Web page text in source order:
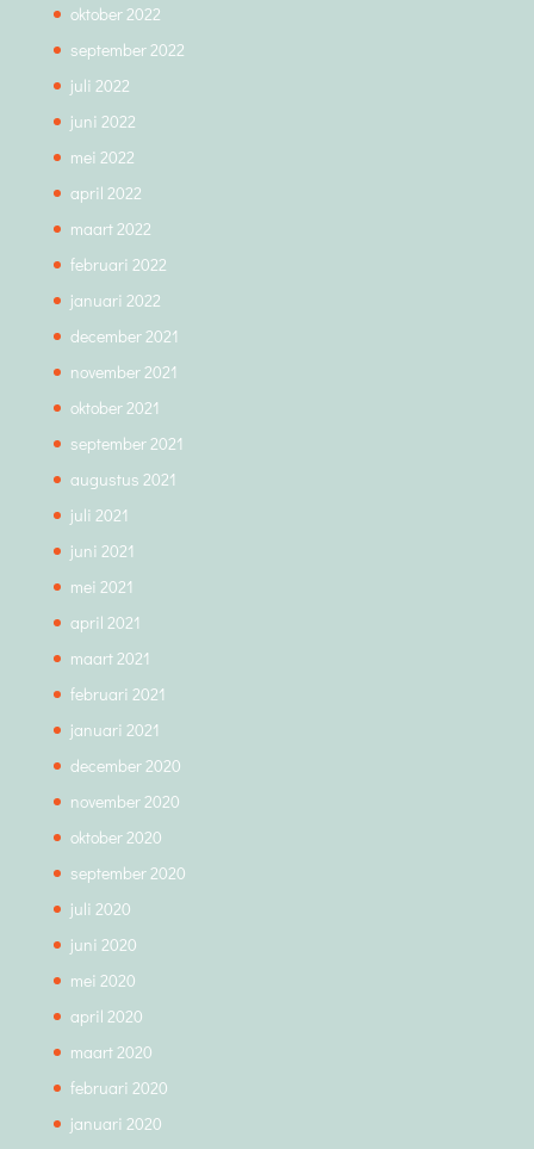
oktober 2022
september 2022
juli 2022
juni 2022
mei 2022
april 2022
maart 2022
februari 2022
januari 2022
december 2021
november 2021
oktober 2021
september 2021
augustus 2021
juli 2021
juni 2021
mei 2021
april 2021
maart 2021
februari 2021
januari 2021
december 2020
november 2020
oktober 2020
september 2020
juli 2020
juni 2020
mei 2020
april 2020
maart 2020
februari 2020
januari 2020